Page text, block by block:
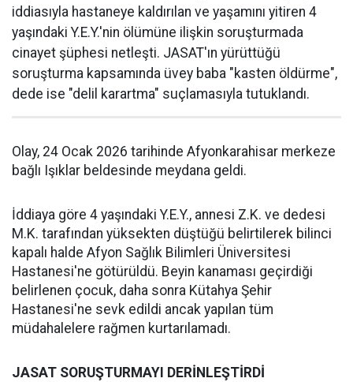
iddiasıyla hastaneye kaldırılan ve yaşamını yitiren 4
yaşındaki Y.E.Y.'nin ölümüne ilişkin soruşturmada
cinayet şüphesi netleşti. JASAT'ın yürüttüğü
soruşturma kapsamında üvey baba "kasten öldürme",
dede ise "delil karartma" suçlamasıyla tutuklandı.
Olay, 24 Ocak 2026 tarihinde Afyonkarahisar merkeze
bağlı Işıklar beldesinde meydana geldi.
İddiaya göre 4 yaşındaki Y.E.Y., annesi Z.K. ve dedesi
M.K. tarafından yüksekten düştüğü belirtilerek bilinci
kapalı halde Afyon Sağlık Bilimleri Üniversitesi
Hastanesi'ne götürüldü. Beyin kanaması geçirdiği
belirlenen çocuk, daha sonra Kütahya Şehir
Hastanesi'ne sevk edildi ancak yapılan tüm
müdahalelere rağmen kurtarılamadı.
JASAT SORUŞTURMAYI DERİNLEŞTİRDİ